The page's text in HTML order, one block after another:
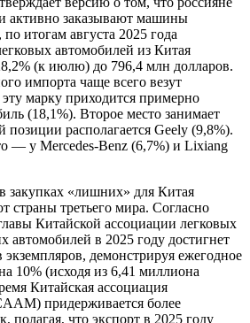
активно заказывают машины
итогам августа 2025 года
автомобилей из Китая
(к июлю) до 796,4 млн долларов.
импорта чаще всего везут
марку приходится примерно
(18,1%). Второе место занимает
позиции располагается Geely (9,8%).
— у Mercedes-Benz (6,7%) и Lixiang
закупках «лишних» для Китая
страны третьего мира. Согласно
Китайской ассоциации легковых
автомобилей в 2025 году достигнет
демонстрируя ежегодное
10% (исходя из 6,41 миллиона
Китайская ассоциация
придерживается более
полагая, что экспорт в 2025 году